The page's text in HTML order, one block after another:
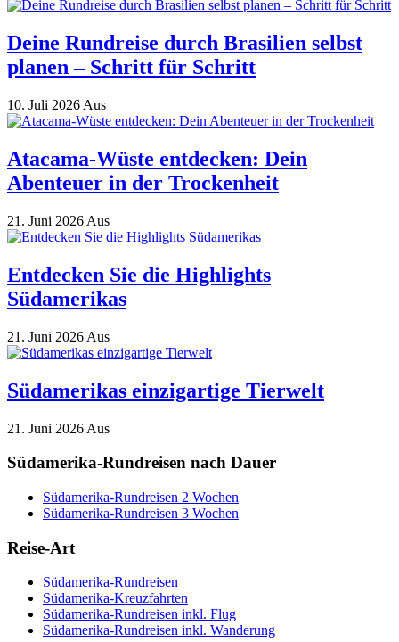
Deine Rundreise durch Brasilien selbst
planen – Schritt für Schritt
10. Juli 2026 Aus
Atacama-Wüste entdecken: Dein
Abenteuer in der Trockenheit
21. Juni 2026 Aus
Entdecken Sie die Highlights
Südamerikas
21. Juni 2026 Aus
Südamerikas einzigartige Tierwelt
21. Juni 2026 Aus
Südamerika-Rundreisen nach Dauer
Südamerika-Rundreisen 2 Wochen
Südamerika-Rundreisen 3 Wochen
Reise-Art
Südamerika-Rundreisen
Südamerika-Kreuzfahrten
Südamerika-Rundreisen inkl. Flug
Südamerika-Rundreisen inkl. Wanderung